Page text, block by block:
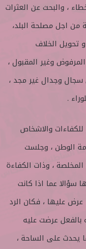
، والبحث عن العثرات
من اجل مصلحة البلد،
تحويل الخلاف
وغير المقبول ،
سجال وجدال غير مجد ،
.
والاشخاص
الوطن ، وجلست
، وذات الكفاءة
سؤالا عما اذا كانت
عليها ، فكان الرد
عرضت عليه
يحدث على الساحة ،